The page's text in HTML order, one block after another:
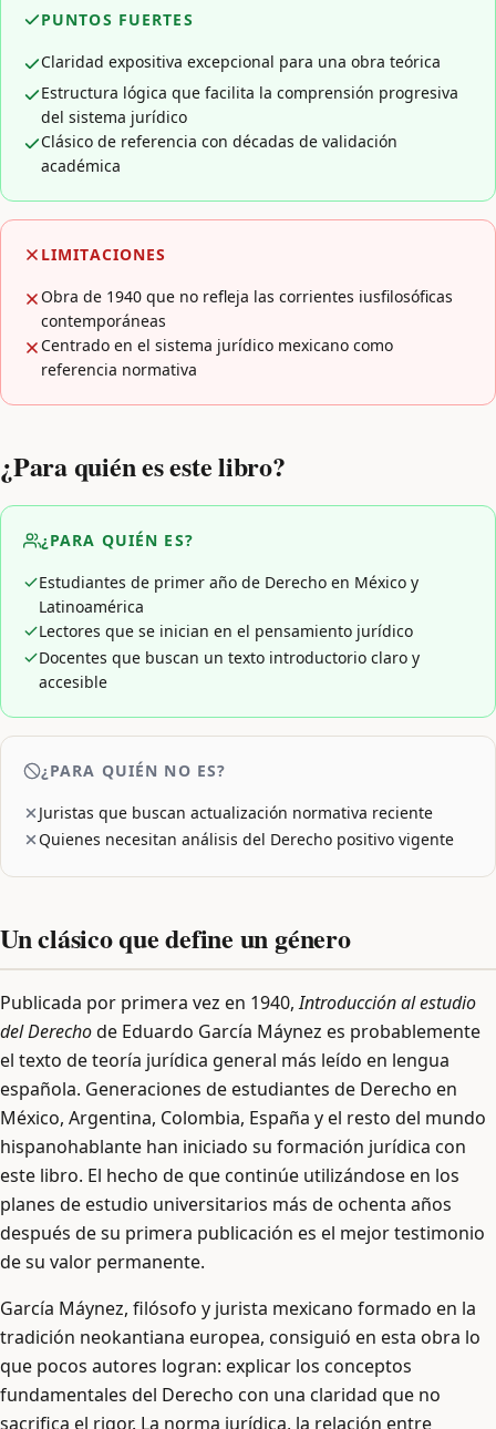
PUNTOS FUERTES
Claridad expositiva excepcional para una obra teórica
Estructura lógica que facilita la comprensión progresiva
del sistema jurídico
Clásico de referencia con décadas de validación
académica
LIMITACIONES
Obra de 1940 que no refleja las corrientes iusfilosóficas
contemporáneas
Centrado en el sistema jurídico mexicano como
referencia normativa
¿Para quién es este libro?
¿PARA QUIÉN ES?
Estudiantes de primer año de Derecho en México y
Latinoamérica
Lectores que se inician en el pensamiento jurídico
Docentes que buscan un texto introductorio claro y
accesible
¿PARA QUIÉN NO ES?
Juristas que buscan actualización normativa reciente
Quienes necesitan análisis del Derecho positivo vigente
Un clásico que define un género
Publicada por primera vez en 1940,Introducción al estudio
del Derechode Eduardo García Máynez es probablemente
el texto de teoría jurídica general más leído en lengua
española. Generaciones de estudiantes de Derecho en
México, Argentina, Colombia, España y el resto del mundo
hispanohablante han iniciado su formación jurídica con
este libro. El hecho de que continúe utilizándose en los
planes de estudio universitarios más de ochenta años
después de su primera publicación es el mejor testimonio
de su valor permanente.
García Máynez, filósofo y jurista mexicano formado en la
tradición neokantiana europea, consiguió en esta obra lo
que pocos autores logran: explicar los conceptos
fundamentales del Derecho con una claridad que no
sacrifica el rigor. La norma jurídica, la relación entre